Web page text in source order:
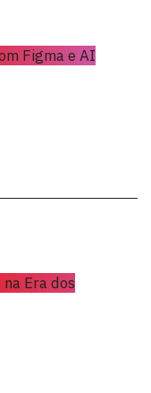
Figma e AI
Era dos